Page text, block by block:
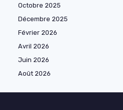
Octobre 2025
Décembre 2025
Février 2026
Avril 2026
Juin 2026
Août 2026